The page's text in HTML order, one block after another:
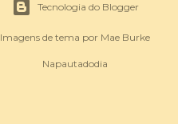
Tecnologia do Blogger
Imagens de tema por Mae Burke
Napautadodia